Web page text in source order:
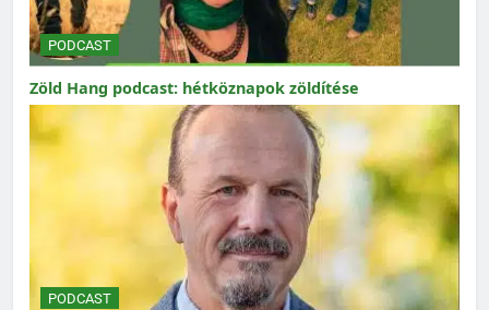
PODCAST
Zöld Hang podcast: hétköznapok zöldítése
PODCAST